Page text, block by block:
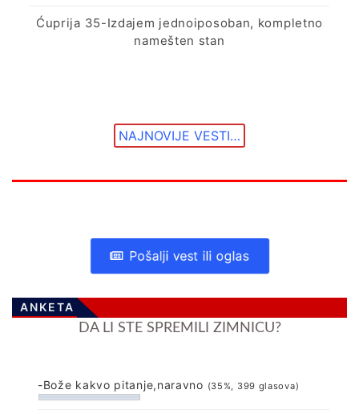
Ćuprija 35-Izdajem jednoiposoban, kompletno
namešten stan
NAJNOVIJE VESTI…
Pošalji vest ili oglas
ANKETA
DA LI STE SPREMILI ZIMNICU?
-Bože kakvo pitanje,naravno (35%, 399 glasova)